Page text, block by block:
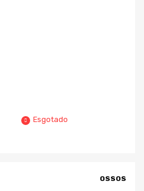
Esgotado
OSSOS